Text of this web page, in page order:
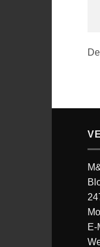
E-